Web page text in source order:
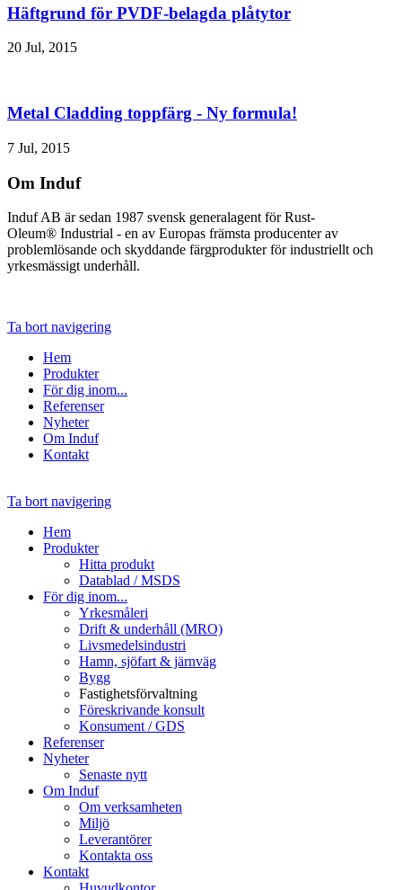
Häftgrund för PVDF-belagda plåtytor
20 Jul, 2015
Metal Cladding toppfärg - Ny formula!
7 Jul, 2015
Om Induf
Induf AB är sedan 1987 svensk generalagent för Rust-
Oleum® Industrial - en av Europas främsta producenter av
problemlösande och skyddande färgprodukter för industriellt och
yrkesmässigt underhåll.
Ta bort navigering
Hem
Produkter
För dig inom...
Referenser
Nyheter
Om Induf
Kontakt
Ta bort navigering
Hem
Produkter
Hitta produkt
Datablad / MSDS
För dig inom...
Yrkesmåleri
Drift & underhåll (MRO)
Livsmedelsindustri
Hamn, sjöfart & järnväg
Bygg
Fastighetsförvaltning
Föreskrivande konsult
Konsument / GDS
Referenser
Nyheter
Senaste nytt
Om Induf
Om verksamheten
Miljö
Leverantörer
Kontakta oss
Kontakt